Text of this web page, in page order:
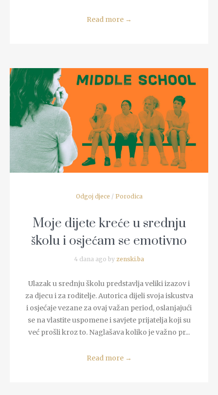
Read more →
READ MORE
Odgoj djece / Porodica
Moje dijete kreće u srednju
školu i osjećam se emotivno
4 dana ago by zenski.ba
Ulazak u srednju školu predstavlja veliki izazov i
za djecu i za roditelje. Autorica dijeli svoja iskustva
i osjećaje vezane za ovaj važan period, oslanjajući
se na vlastite uspomene i savjete prijatelja koji su
već prošli kroz to. Naglašava koliko je važno pr...
Read more →